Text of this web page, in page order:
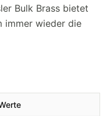
Bulk Brass bietet
immer wieder die